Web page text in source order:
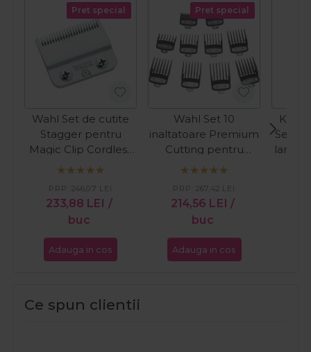
Pret special
Wahl Set de cutite
Stagger pentru
Magic Clip Cordless
5*
233,88 LEI /
buc
PRP: 246,07 LEI
Adauga in cos
Pret special
Wahl Set 10
inaltatoare Premium
Cutting pentru
masini de tuns
214,56 LEI /
buc
PRP: 267,42 LEI
Adauga in cos
Set
lame
Ce spun clientii